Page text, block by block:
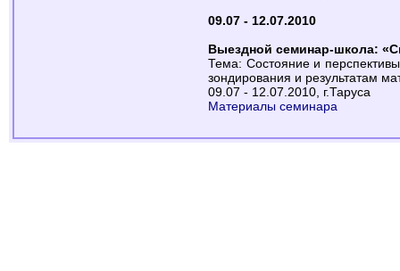
09.07 - 12.07.2010
Выездной семинар-школа:
Тема: Состояние и
зондирования и результатам
09.07 - 12.07.2010, г.Таруса
Материалы семинара